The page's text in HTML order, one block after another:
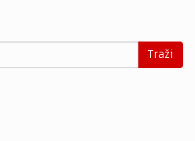
Traži